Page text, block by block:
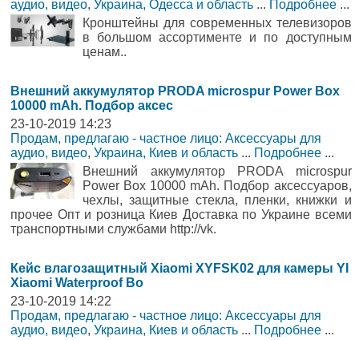
аудио, видео, Украина, Одесса и область ... Подробнее ...
Кронштейны для современных телевизоров
в большом ассортименте и по доступным
ценам..
Внешний аккумулятор PRODA microspur Power Box
10000 mAh. Подбор аксес
23-10-2019 14:23
Продам, предлагаю - частное лицо: Аксессуары для
аудио, видео, Украина, Киев и область ... Подробнее ...
Внешний аккумулятор PRODA microspur
Power Box 10000 mAh. Подбор аксессуаров,
чехлы, защитные стекла, пленки, книжки и
прочее Опт и розница Киев Доставка по Украине всеми
транспортными службами http://vk.
Кейс влагозащитный Xiaomi XYFSK02 для камеры YI
Xiaomi Waterproof Bo
23-10-2019 14:22
Продам, предлагаю - частное лицо: Аксессуары для
аудио, видео, Украина, Киев и область ... Подробнее ...